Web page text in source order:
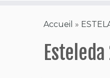
Accueil »